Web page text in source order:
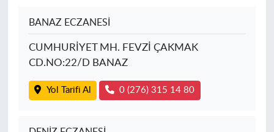
BANAZ ECZANESİ
CUMHURİYET MH. FEVZİ ÇAKMAK
CD.NO:22/D BANAZ
Yol Tarifi Al 0 (276) 315 14 80